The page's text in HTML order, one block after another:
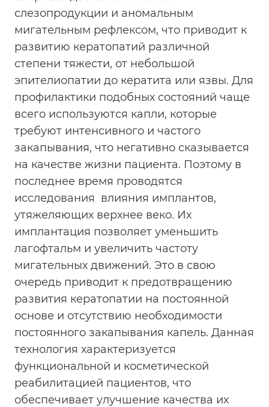
слезопродукции и аномальным
мигательным рефлексом, что приводит к
развитию кератопатий различной
степени тяжести, от небольшой
эпителиопатии до кератита или язвы. Для
профилактики подобных состояний чаще
всего используются капли, которые
требуют интенсивного и частого
закапывания, что негативно сказывается
на качестве жизни пациента. Поэтому в
последнее время проводятся
исследования влияния имплантов,
утяжеляющих верхнее веко. Их
имплантация позволяет уменьшить
лагофтальм и увеличить частоту
мигательных движений. Это в свою
очередь приводит к предотвращению
развития кератопатии на постоянной
основе и отсутствию необходимости
постоянного закапывания капель. Данная
технология характеризуется
функциональной и косметической
реабилитацией пациентов, что
обеспечивает улучшение качества их